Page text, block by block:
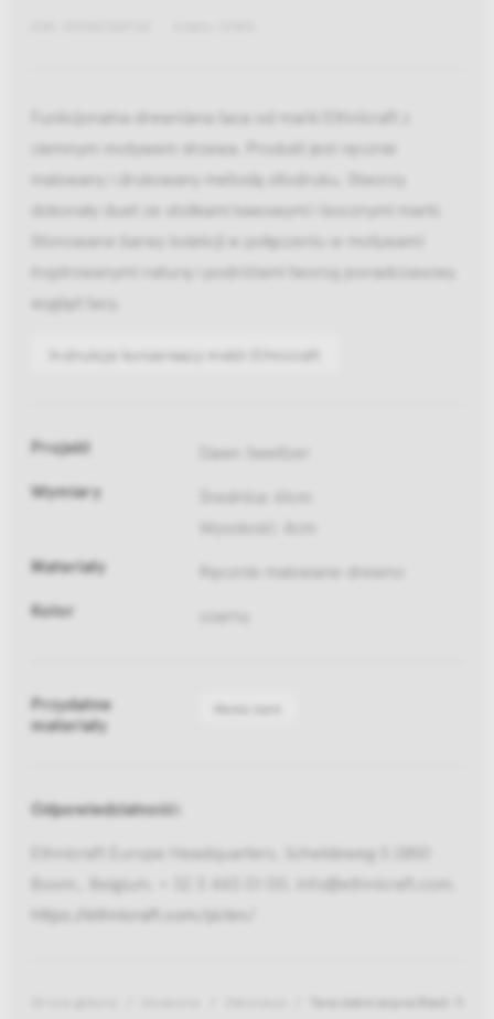
Funkcjonalna drewniana taca od marki Ethnicraft z
ciemnym motywem drzewa. Produkt jest ręcznie
malowany i drukowany metodą sitodruku. Stworzy
dokonały duet ze stolikami kawowymi i bocznymi marki.
Stonowane barwy kolekcji w połączeniu w motywami
inspirowanymi naturą i podróżami tworzą ponadczasowy
wygląd tacy.
Instrukcje konserwacji mebli Ethnicraft
Projekt Dawn Sweitzer
Wymiary
Średnica: 61cm
Wysokość: 4cm
Materiały Ręcznie malowane drewno
Kolor czarny
Przydatne
materiały
Media bank
Odpowiedzialność:
Ethnicraft Europe Headquarters, Scheldeweg 5 2850
Boom,, Belgium, + 32 3 443 01 00, info@ethnicraft.com,
https://ethnicraft.com/pl/en/